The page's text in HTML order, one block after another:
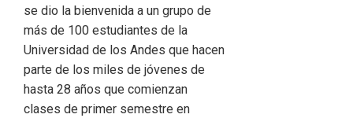
se dio la bienvenida a un grupo de
más de 100 estudiantes de la
Universidad de los Andes que hacen
parte de los miles de jóvenes de
hasta 28 años que comienzan
clases de primer semestre en